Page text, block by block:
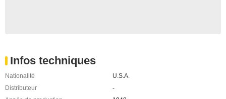
Infos techniques
Nationalité
U.S.A.
Distributeur
-